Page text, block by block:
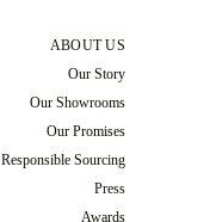
ABOUT US
Our Story
Our Showrooms
Our Promises
Responsible Sourcing
Press
Awards